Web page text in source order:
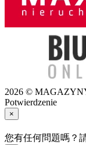
2026 ©
Potwierdzenie
×
您有任何問題嗎？